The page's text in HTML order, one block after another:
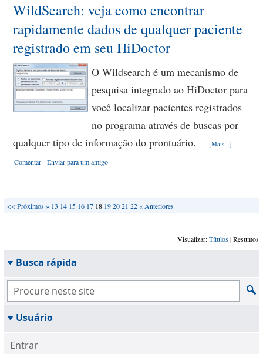
WildSearch: veja como encontrar
rapidamente dados de qualquer paciente
registrado em seu HiDoctor
O Wildsearch é um mecanismo de
pesquisa integrado ao HiDoctor para
você localizar pacientes registrados
no programa através de buscas por
qualquer tipo de informação do prontuário.
[Mais...]
Comentar-Enviar para um amigo
<< Próximos » 13 14 15 16 17 18 192021 22« Anteriores
Visualizar:Títulos| Resumos
Busca rápida
Usuário
Entrar